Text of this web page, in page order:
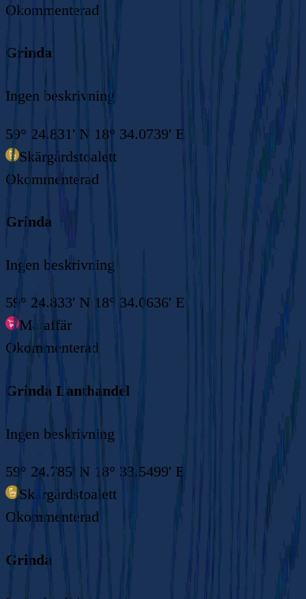
Okommenterad
Grinda
Ingen beskrivning
59° 24.831' N 18° 34.0739' E
Skärgårdstoalett
Okommenterad
Grinda
Ingen beskrivning
59° 24.833' N 18° 34.0636' E
Mataffär
Okommenterad
Grinda Lanthandel
Ingen beskrivning
59° 24.785' N 18° 33.5499' E
Skärgårdstoalett
Okommenterad
Grinda